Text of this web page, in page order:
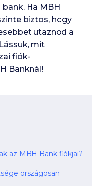
Ha MBH
biztos, hogy
utaznod a
mit
fiók-
Banknál!
Milyen szolgáltatásokat nyújtanak az MBH Bank fiókjai?
országosan